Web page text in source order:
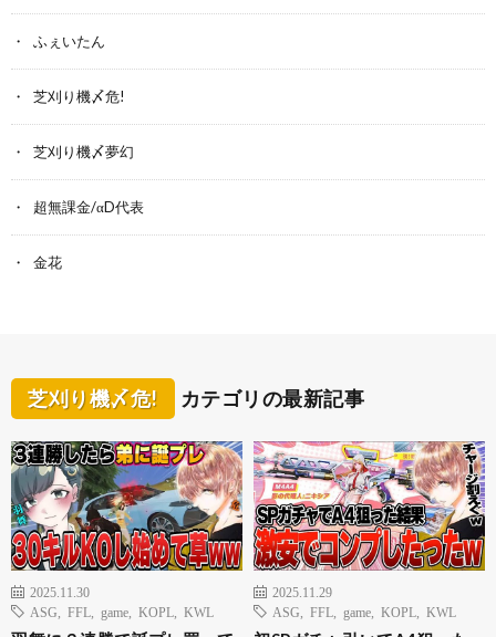
ふぇいたん
芝刈り機〆危!
芝刈り機〆夢幻
超無課金/αD代表
金花
芝刈り機〆危! カテゴリの最新記事
2025.11.30
ASG
FFL game KOPL KWL
2025.11.29
ASG
FFL game KOPL KWL